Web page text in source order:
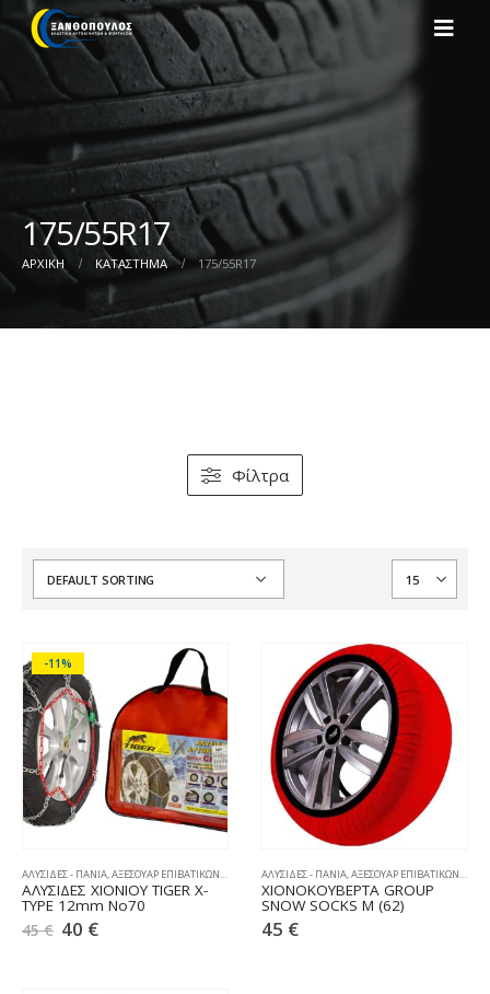
175/55R17
ΑΡΧΙΚΉ ΚΑΤΆΣΤΗΜΑ 175/55R17
Φίλτρα
-11%
ΑΛΥΣΙΔΕΣ - ΠΑΝΙΑ,ΑΞΕΣΟΥΑΡ ΕΠΙΒΑΤΙΚΩΝ,ΧΙΟΝΟΑΛΥΣΙΔΕΣ
ΑΛΥΣΙΔΕΣ ΧΙΟΝΙΟΥ TIGER X-
TYPE 12mm No70
45€ 40 €
ΑΛΥΣΙΔΕΣ - ΠΑΝΙΑ,ΑΞΕΣΟΥΑΡ ΕΠΙΒΑΤΙΚΩΝ,
ΧΙΟΝΟΚΟΥΒΕΡΤΑ GROUP
SNOW SOCKS M (62)
45 €